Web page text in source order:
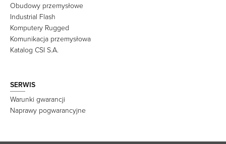
Obudowy przemysłowe
Industrial Flash
Komputery Rugged
Komunikacja przemysłowa
Katalog CSI S.A.
SERWIS
Warunki gwarancji
Naprawy pogwarancyjne